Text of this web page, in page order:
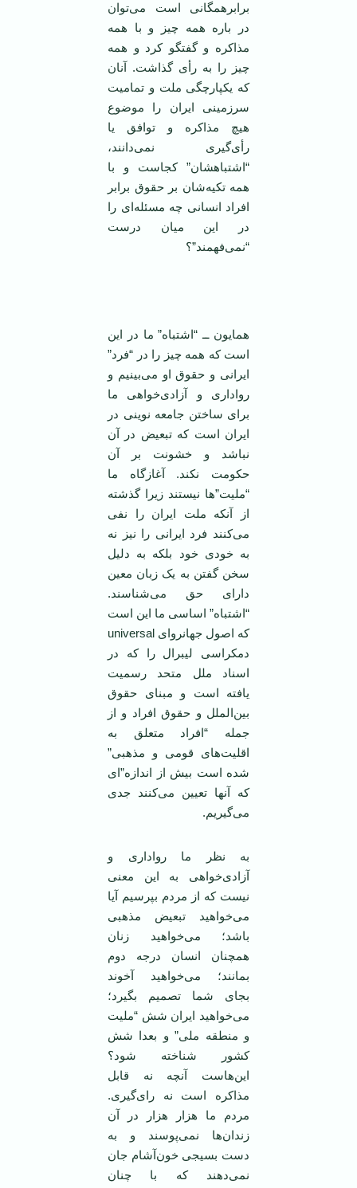
برابرهمگانی است می‌توان
در باره ‌همه چيز و با همه
مذاکره و گفتگو کرد و همه
چيز را به رأی گذاشت. آنان
که يکپارچگی ملت و تماميت
سرزمينی ايران را موضوع
هيچ مذاکره و توافق يا
رأی‌گيری نمی‌دانند،
“اشتباهشان” کجاست و با
همه تکيه‌‌شان بر حقوق برابر
افراد انسانی چه مسئله‌ای را
در اين ميان درست
“نمی‌فهمند”؟
همایون ــ “اشتباه” ما در این
است که ‌همه چیز را در “فرد”
ایرانی و حقوق او می‌بینیم و
رواداری و آزادی‌خواهی ما
برای ساختن جامعه نوینی در
ایران است که تبعیض در آن
نباشد و خشونت بر آن
حکومت نکند. آغازگاه ما
“ملیت”ها نیستند زیرا گذشته
از آنکه ملت ایران را نفی
می‌کنند فرد ایرانی را نیز نه
به خودی خود بلکه به دلیل
سخن گفتن به یک زبان معین
دارای حق می‌شناسند.
“اشتباه” اساسی ما این است
که اصول جهانروای universal
دمکراسی لیبرال را که در
اسناد ملل متحد رسمیت
یافته است و مبنای حقوق
بین‌الملل و حقوق افراد و از
جمله “افراد متعلق به
اقلیت‌های قومی ‌و مذهبی”
شده است بیش از اندازه”ای
که آنها تعیین می‌کنند جدی
می‌گیریم.
به نظر ما رواداری و
آزادی‌خواهی به این معنی
نیست که از مردم بپرسیم آیا
می‌خواهید تبعیض مذهبی
باشد؛ می‌خواهید زنان
همچنان انسان درجه دوم
بمانند؛ می‌خواهید آخوند
بجای شما تصمیم بگیرد؛
می‌خواهید ایران شش “ملیت
و منطقه ملی” و بعدا شش
کشور شناخته شود؟
این‌هاست آنچه نه قابل
مذاکره است نه رای‌گیری.
مردم ما هزار هزار در آن
زندان‌ها نمی‌پوسند و به
دست بسیجی خون‌آشام جان
نمی‌دهند که با چنان